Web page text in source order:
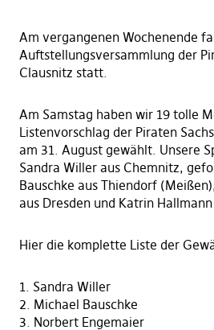
Am vergangenen Wochenende
Auftstellungsversammlung der
Clausnitz statt.
Am Samstag haben wir 19 tolle
Listenvorschlag der Piraten
am 31. August gewählt. Unsere
Sandra Willer aus Chemnitz,
Bauschke aus Thiendorf
aus Dresden und Katrin
Hier die komplette Liste der
1. Sandra Willer
2. Michael Bauschke
3. Norbert Engemaier